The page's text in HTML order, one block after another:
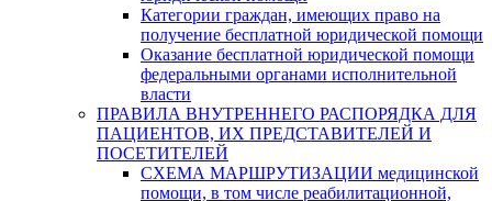
Категории граждан, имеющих право на
получение бесплатной юридической помощи
Оказание бесплатной юридической помощи
федеральными органами исполнительной
власти
ПРАВИЛА ВНУТРЕННЕГО РАСПОРЯДКА ДЛЯ
ПАЦИЕНТОВ, ИХ ПРЕДСТАВИТЕЛЕЙ И
ПОСЕТИТЕЛЕЙ
СХЕМА МАРШРУТИЗАЦИИ медицинской
помощи, в том числе реабилитационной,